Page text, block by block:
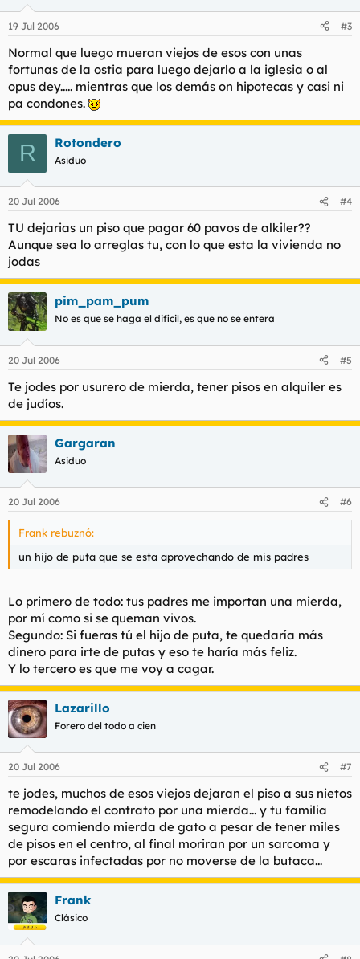
19 Jul 2006 #3
Normal que luego mueran viejos de esos con unas
fortunas de la ostia para luego dejarlo a la iglesia o al
opus dey..... mientras que los demás on hipotecas y casi ni
pa condones.
R Rotondero
Asiduo
20 Jul 2006 #4
TU dejarias un piso que pagar 60 pavos de alkiler??
Aunque sea lo arreglas tu, con lo que esta la vivienda no
jodas
pim_pam_pum
No es que se haga el dificil, es que no se entera
20 Jul 2006 #5
Te jodes por usurero de mierda, tener pisos en alquiler es
de judíos.
Gargaran
Asiduo
20 Jul 2006 #6
Frank rebuznó:
un hijo de puta que se esta aprovechando de mis padres
Lo primero de todo: tus padres me importan una mierda,
por mí como si se queman vivos.
Segundo: Si fueras tú el hijo de puta, te quedaría más
dinero para irte de putas y eso te haría más feliz.
Y lo tercero es que me voy a cagar.
Lazarillo
Forero del todo a cien
20 Jul 2006 #7
te jodes, muchos de esos viejos dejaran el piso a sus nietos
remodelando el contrato por una mierda... y tu familia
segura comiendo mierda de gato a pesar de tener miles
de pisos en el centro, al final moriran por un sarcoma y
por escaras infectadas por no moverse de la butaca...
Frank
Clásico